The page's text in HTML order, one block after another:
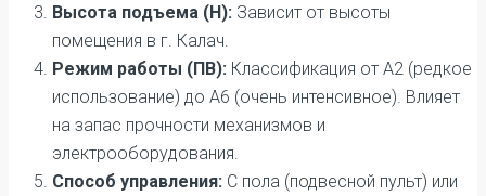
Высота подъема (H): Зависит от высоты
помещения в г. Калач.
Режим работы (ПВ): Классификация от А2 (редкое
использование) до А6 (очень интенсивное). Влияет
на запас прочности механизмов и
электрооборудования.
Способ управления: С пола (подвесной пульт) или